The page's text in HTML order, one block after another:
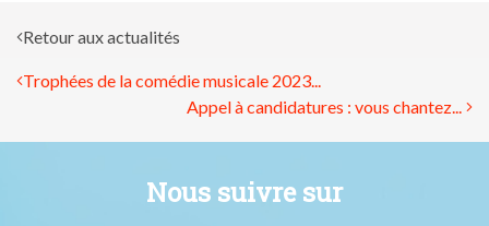
Retour aux actualités
Trophées de la comédie musicale 2023...
Appel à candidatures : vous chantez...
Nous suivre sur